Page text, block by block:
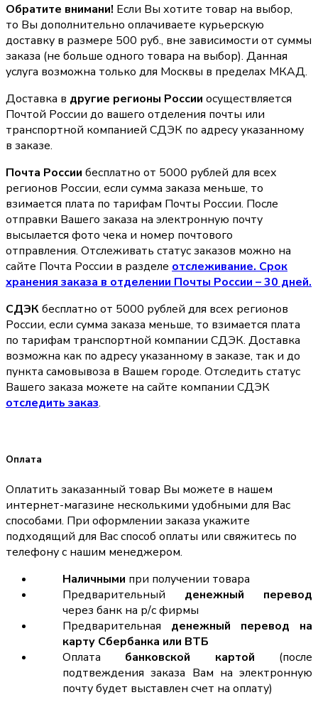
Обратите внимани! Если Вы хотите товар на выбор,
то Вы дополнительно оплачиваете курьерскую
доставку в размере 500 руб., вне зависимости от суммы
заказа (не больше одного товара на выбор). Данная
услуга возможна только для Москвы в пределах МКАД.
Доставка в другие регионы России осуществляется
Почтой России до вашего отделения почты или
транспортной компанией СДЭК по адресу указанному
в заказе.
Почта России бесплатно от 5000 рублей для всех
регионов России, если сумма заказа меньше, то
взимается плата по тарифам Почты России. После
отправки Вашего заказа на электронную почту
высылается фото чека и номер почтового
отправления. Отслеживать статус заказов можно на
сайте Почта России в разделе oтслеживание. Срок
хранения заказа в отделении Почты России – 30 дней.
СДЭКбесплатно от 5000 рублей для всех регионов
России, если сумма заказа меньше, то взимается плата
по тарифам транспортной компании СДЭК. Доставка
возможна как по адресу указанному в заказе, так и до
пункта самовывоза в Вашем городе. Отследить статус
Вашего заказа можете на сайте компании СДЭК
отследить заказ.
Оплата
Оплатить заказанный товар Вы можете в нашем
интернет-магазине несколькими удобными для Вас
способами. При оформлении заказа укажите
подходящий для Вас способ оплаты или свяжитесь по
телефону с нашим менеджером.
Наличными при получении товара
Предварительный денежный перевод
через банк на р/с фирмы
Предварительная денежный перевод на
карту Сбербанка или ВТБ
Оплата банковской картой (после
подтвеждения заказа Вам на электронную
почту будет выставлен счет на оплату)